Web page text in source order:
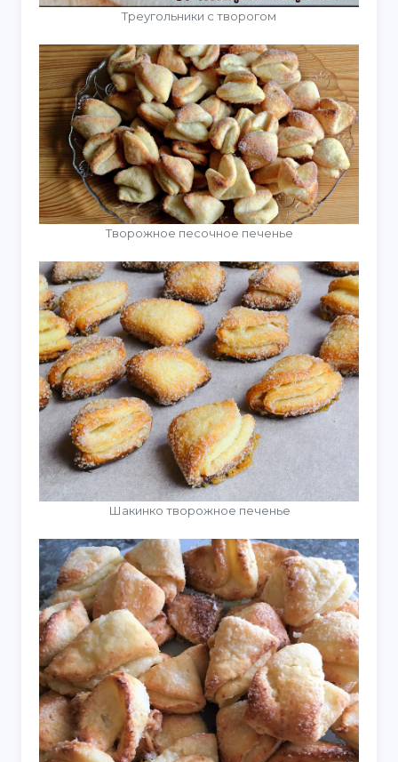
Треугольники с творогом
Творожное песочное печенье
Шакинко творожное печенье